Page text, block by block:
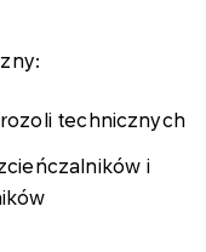
technicznych
i